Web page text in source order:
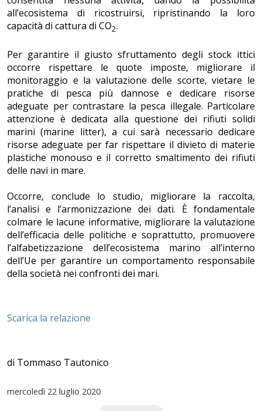
all’ecosistema di ricostruirsi, ripristinando la loro
capacità di cattura di CO2.
Per garantire il giusto sfruttamento degli stock ittici
occorre rispettare le quote imposte, migliorare il
monitoraggio e la valutazione delle scorte, vietare le
pratiche di pesca più dannose e dedicare risorse
adeguate per contrastare la pesca illegale. Particolare
attenzione è dedicata alla questione dei rifiuti solidi
marini (marine litter), a cui sarà necessario dedicare
risorse adeguate per far rispettare il divieto di materie
plastiche monouso e il corretto smaltimento dei rifiuti
delle navi in mare.
Occorre, conclude lo studio, migliorare la raccolta,
l’analisi e l’armonizzazione dei dati. È fondamentale
colmare le lacune informative, migliorare la valutazione
dell’efficacia delle politiche e soprattutto, promuovere
l’alfabetizzazione dell’ecosistema marino all’interno
dell’Ue per garantire un comportamento responsabile
della società nei confronti dei mari.
Scarica la relazione
di Tommaso Tautonico
mercoledì 22 luglio 2020